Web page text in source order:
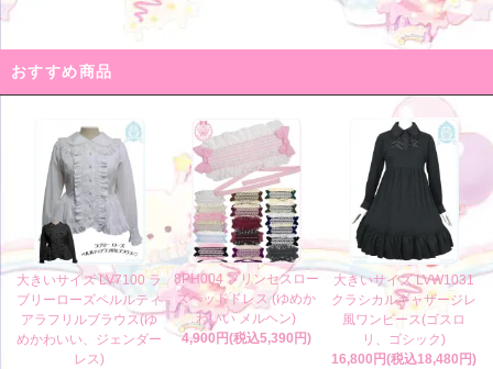
おすすめ商品
大きいサイズ LV7100 ラ
ブリーローズペルルティ
アラフリルブラウス(ゆ
めかわいい、ジェンダー
レス)
8PH004 プリンセスロー
ズヘッドドレス (ゆめか
わいい メルヘン)
4,900円(税込5,390円)
大きいサイズ LVW1031
クラシカルギャザージレ
風ワンピース(ゴスロ
リ、ゴシック)
16,800円(税込18,480円)